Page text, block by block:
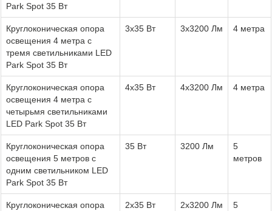
Park Spot 35 Вт
Круглоконическая опора
освещения 4 метра с
тремя светильниками LED
Park Spot 35 Вт
3x35 Вт 3х3200 Лм 4 метра
Круглоконическая опора
освещения 4 метра с
четырьмя светильниками
LED Park Spot 35 Вт
4x35 Вт 4х3200 Лм 4 метра
Круглоконическая опора
освещения 5 метров с
одним светильником LED
Park Spot 35 Вт
35 Вт 3200 Лм
5
метров
Круглоконическая опора
2x35 Вт 2х3200 Лм
5